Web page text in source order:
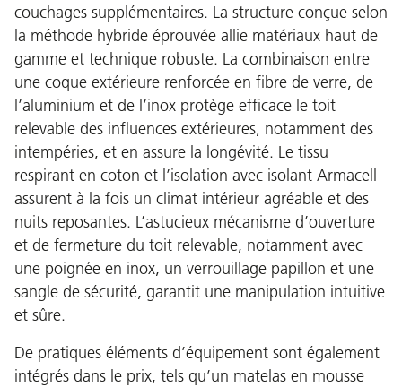
couchages supplémentaires. La structure conçue selon
la méthode hybride éprouvée allie matériaux haut de
gamme et technique robuste. La combinaison entre
une coque extérieure renforcée en fibre de verre, de
l’aluminium et de l’inox protège efficace le toit
relevable des influences extérieures, notamment des
intempéries, et en assure la longévité. Le tissu
respirant en coton et l’isolation avec isolant Armacell
assurent à la fois un climat intérieur agréable et des
nuits reposantes. L’astucieux mécanisme d’ouverture
et de fermeture du toit relevable, notamment avec
une poignée en inox, un verrouillage papillon et une
sangle de sécurité, garantit une manipulation intuitive
et sûre.
De pratiques éléments d’équipement sont également
intégrés dans le prix, tels qu’un matelas en mousse